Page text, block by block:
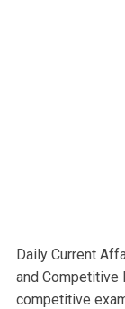
Daily Current
and Competitive
competitive